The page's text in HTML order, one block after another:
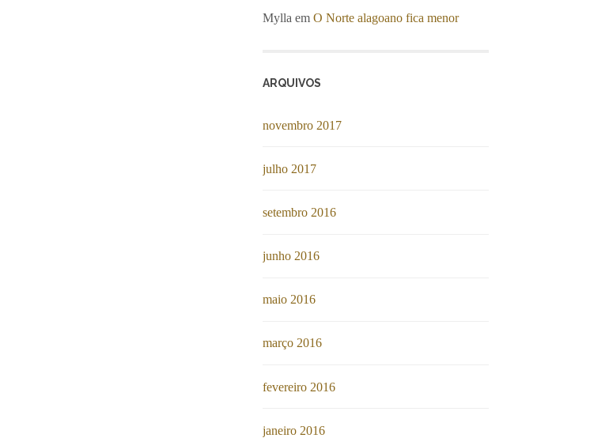
Mylla em O Norte alagoano fica menor
ARQUIVOS
novembro 2017
julho 2017
setembro 2016
junho 2016
maio 2016
março 2016
fevereiro 2016
janeiro 2016